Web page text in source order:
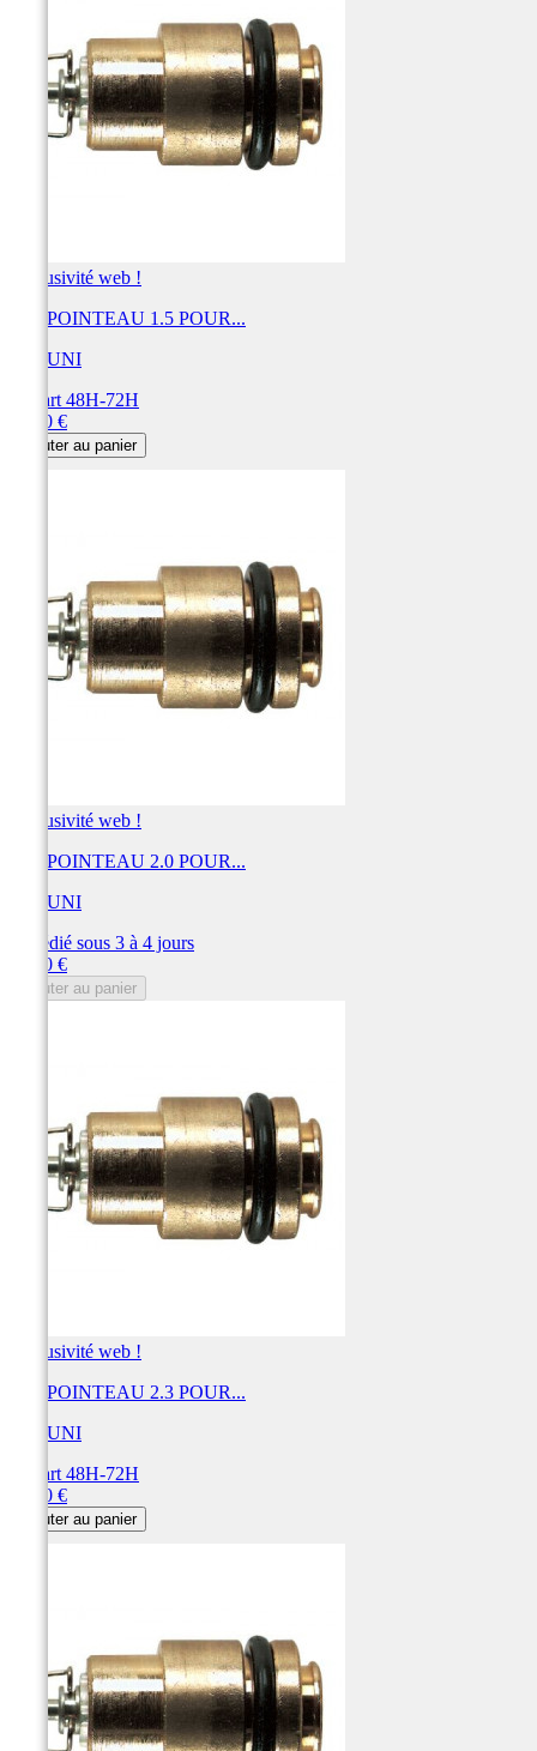
Exclusivité web !
KIT POINTEAU 1.5 POUR...
MIKUNI
Départ 48H-72H
31,20 €
Ajouter au panier
Exclusivité web !
KIT POINTEAU 2.0 POUR...
MIKUNI
Expédié sous 3 à 4 jours
31,20 €
Ajouter au panier
Exclusivité web !
KIT POINTEAU 2.3 POUR...
MIKUNI
Départ 48H-72H
31,20 €
Ajouter au panier